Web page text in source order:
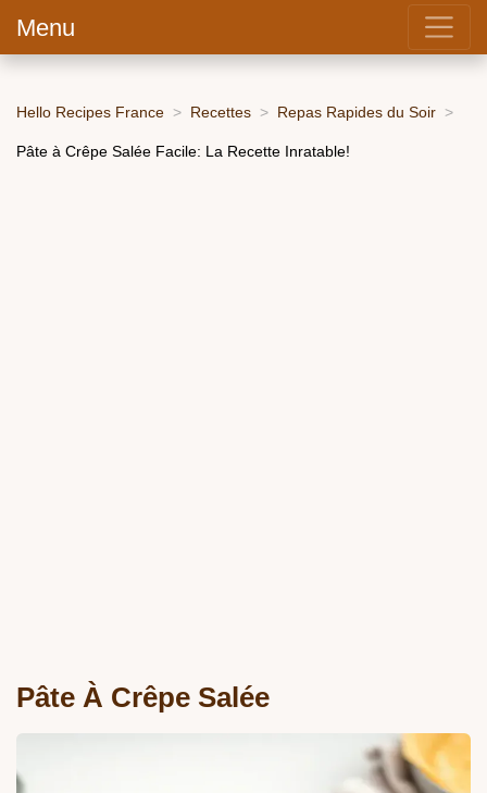
Menu
Hello Recipes France Recettes Repas Rapides du Soir
Pâte à Crêpe Salée Facile: La Recette Inratable!
Pâte À Crêpe Salée